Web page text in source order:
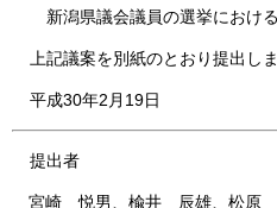
新潟県議会議員の選挙におけ
上記議案を別紙のとおり提出しま
平成30年2月19日
提出者
宮崎 悦男、楡井 辰雄、松原